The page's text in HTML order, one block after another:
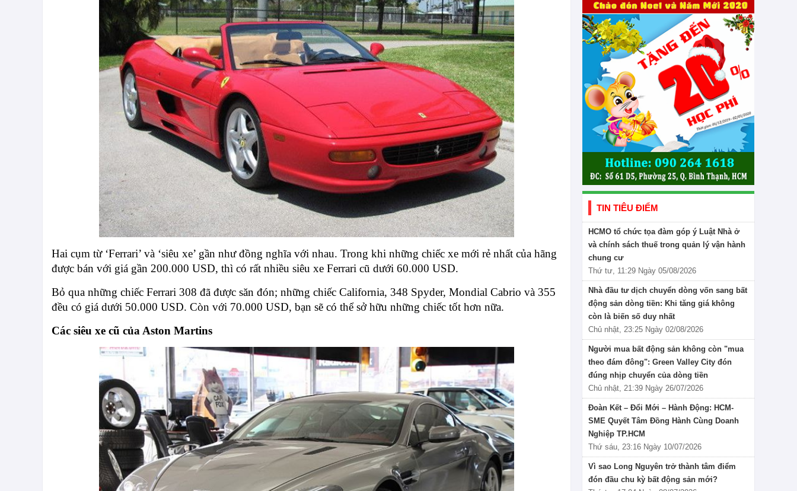
Hai cụm từ ‘Ferrari’ và ‘siêu xe’ gần như đồng nghĩa với nhau. Trong khi những chiếc xe mới rẻ nhất của hãng
được bán với giá gần 200.000 USD, thì có rất nhiều siêu xe Ferrari cũ dưới 60.000 USD.
Bỏ qua những chiếc Ferrari 308 đã được săn đón; những chiếc California, 348 Spyder, Mondial Cabrio và 355
đều có giá dưới 50.000 USD. Còn với 70.000 USD, bạn sẽ có thể sở hữu những chiếc tốt hơn nữa.
Các siêu xe cũ của Aston Martins
TIN TIÊU ĐIỂM
HCMO tổ chức tọa đàm góp ý Luật Nhà ở
và chính sách thuế trong quản lý vận hành
chung cư
Thứ tư, 11:29 Ngày 05/08/2026
Nhà đầu tư dịch chuyển dòng vốn sang bất
động sản dòng tiền: Khi tăng giá không
còn là biến số duy nhất
Chủ nhật, 23:25 Ngày 02/08/2026
Người mua bất động sản không còn "mua
theo đám đông": Green Valley City đón
đúng nhịp chuyển của dòng tiền
Chủ nhật, 21:39 Ngày 26/07/2026
Đoàn Kết – Đổi Mới – Hành Động: HCM-
SME Quyết Tâm Đồng Hành Cùng Doanh
Nghiệp TP.HCM
Thứ sáu, 23:16 Ngày 10/07/2026
Vì sao Long Nguyên trở thành tâm điểm
đón đầu chu kỳ bất động sản mới?